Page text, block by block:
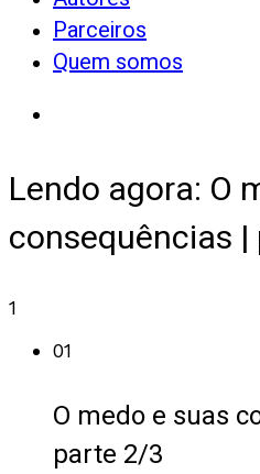
Parceiros
Quem somos
Lendo agora: O
consequências
1
01
O medo e suas
parte 2/3